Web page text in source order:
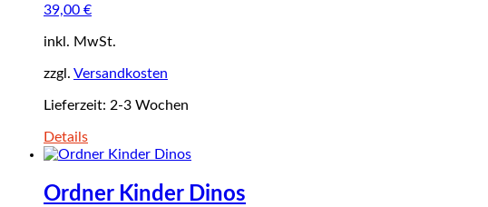
39,00 €
inkl. MwSt.
zzgl. Versandkosten
Lieferzeit: 2-3 Wochen
Details
Ordner Kinder Dinos